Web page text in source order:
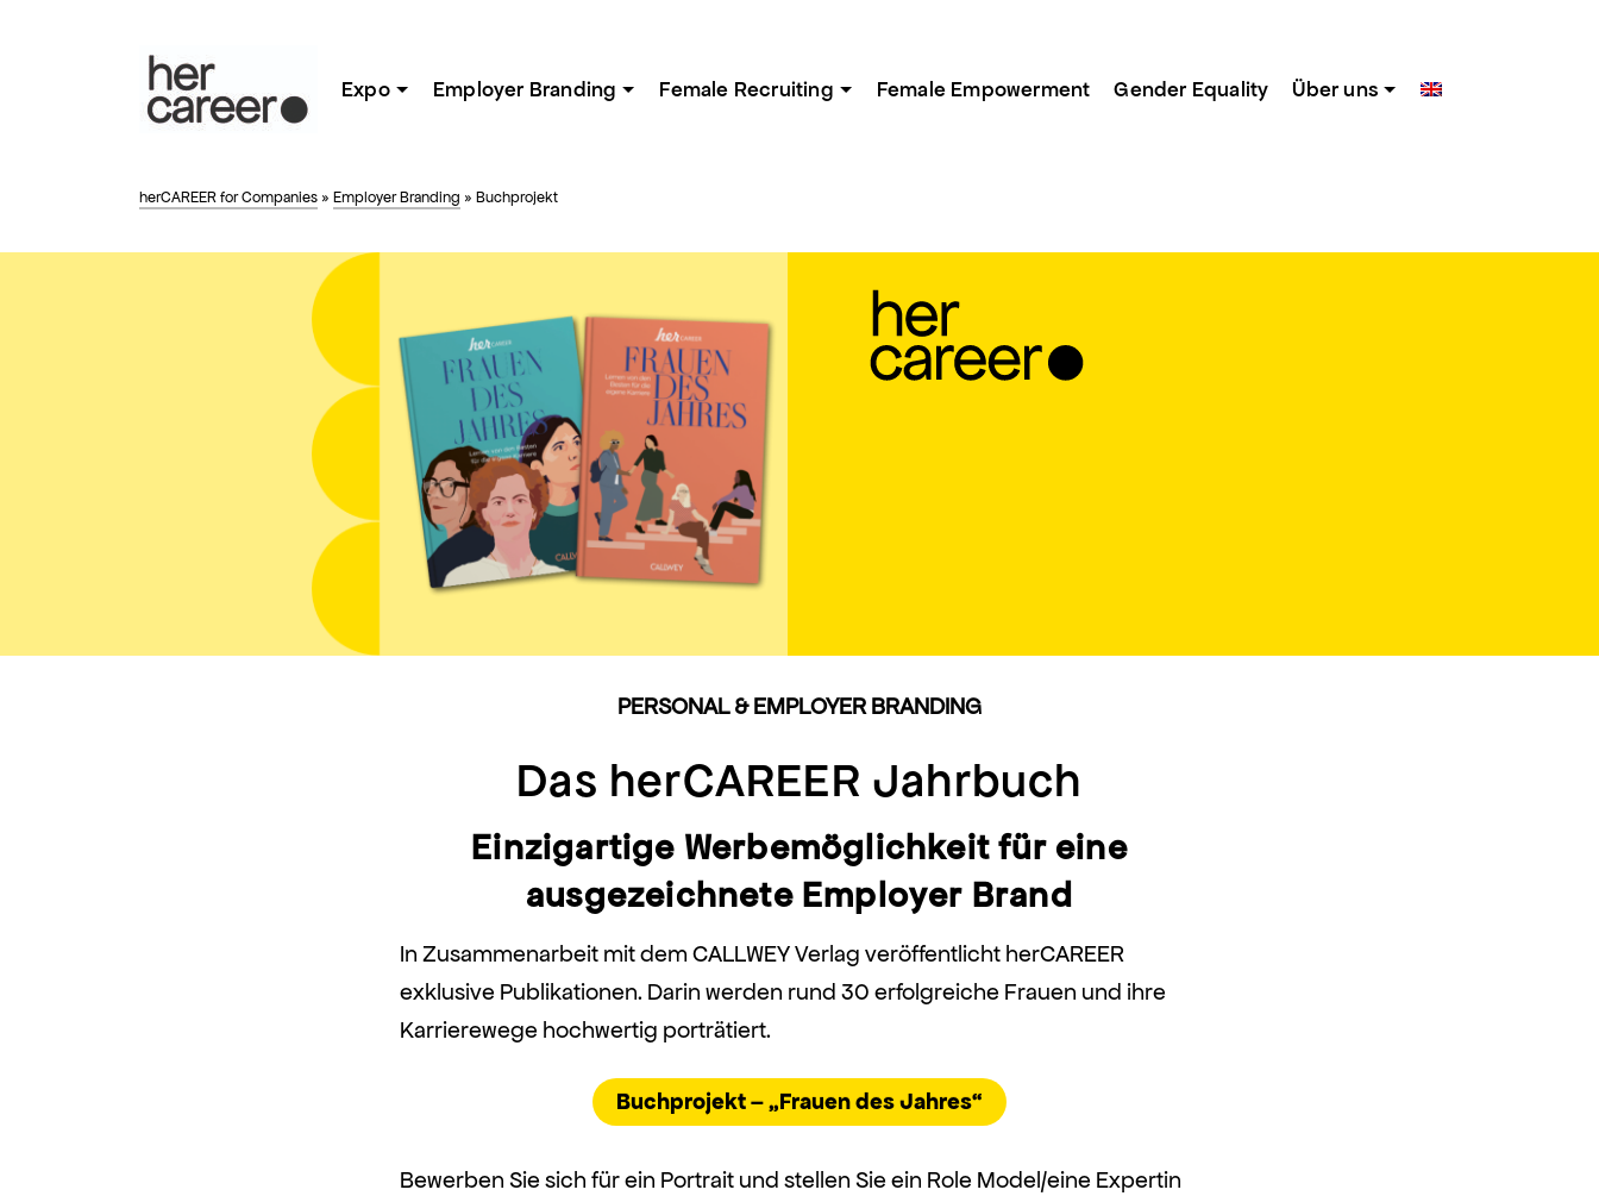
Expo Employer Branding Female Recruiting Female Empowerment Gender Equality Über uns
herCAREER for Companies » Employer Branding » Buchprojekt
PERSONAL & EMPLOYER BRANDING
Das herCAREER Jahrbuch
Einzigartige Werbemöglichkeit für eine
ausgezeichnete Employer Brand
In Zusammenarbeit mit dem CALLWEY Verlag veröffentlicht herCAREER
exklusive Publikationen. Darin werden rund 30 erfolgreiche Frauen und ihre
Karrierewege hochwertig porträtiert.
Buchprojekt – „Frauen des Jahres“
Bewerben Sie sich für ein Portrait und stellen Sie ein Role Model/eine Expertin